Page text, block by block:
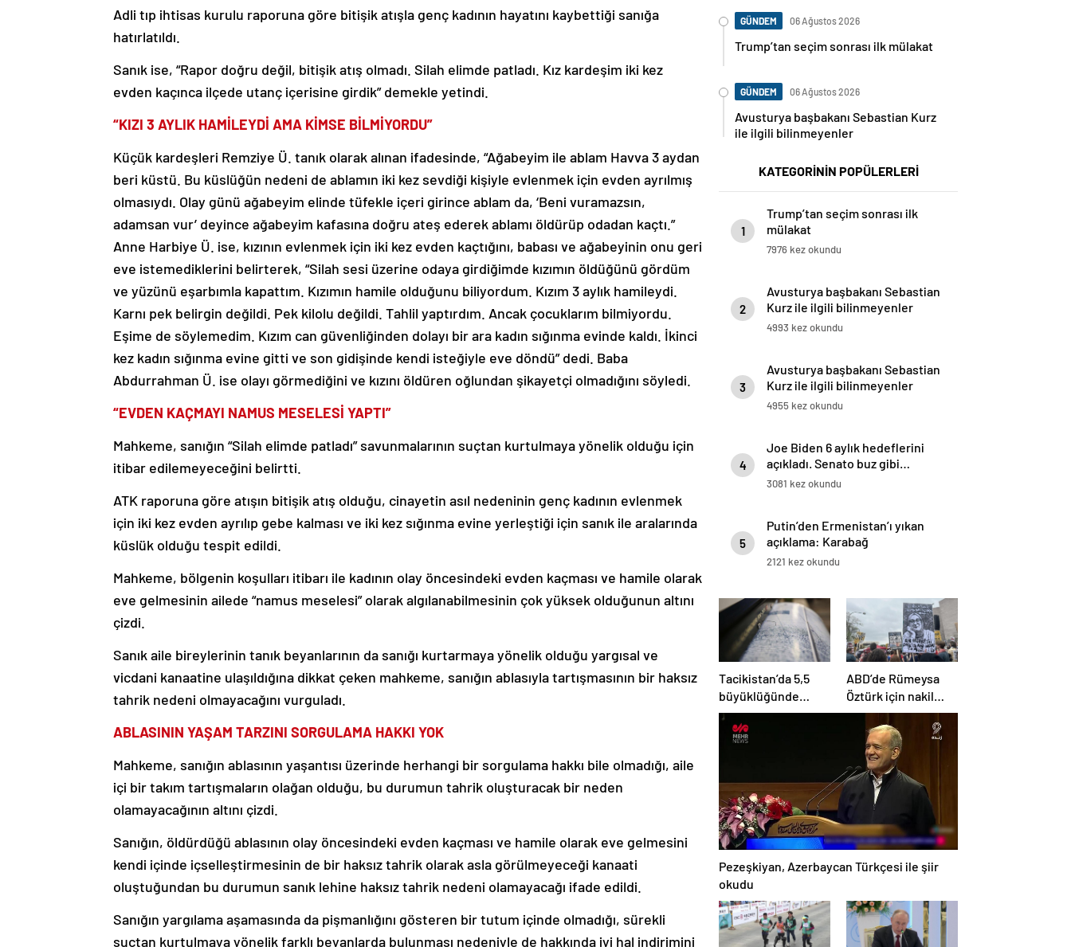
Adli tıp ihtisas kurulu raporuna göre bitişik atışla genç kadının hayatını kaybettiği sanığa
hatırlatıldı.
Sanık ise, “Rapor doğru değil, bitişik atış olmadı. Silah elimde patladı. Kız kardeşim iki kez
evden kaçınca ilçede utanç içerisine girdik” demekle yetindi.
“KIZI 3 AYLIK HAMİLEYDİ AMA KİMSE BİLMİYORDU”
Küçük kardeşleri Remziye Ü. tanık olarak alınan ifadesinde, “Ağabeyim ile ablam Havva 3 aydan
beri küstü. Bu küslüğün nedeni de ablamın iki kez sevdiği kişiyle evlenmek için evden ayrılmış
olmasıydı. Olay günü ağabeyim elinde tüfekle içeri girince ablam da, ‘Beni vuramazsın,
adamsan vur’ deyince ağabeyim kafasına doğru ateş ederek ablamı öldürüp odadan kaçtı.”
Anne Harbiye Ü. ise, kızının evlenmek için iki kez evden kaçtığını, babası ve ağabeyinin onu geri
eve istemediklerini belirterek, “Silah sesi üzerine odaya girdiğimde kızımın öldüğünü gördüm
ve yüzünü eşarbımla kapattım. Kızımın hamile olduğunu biliyordum. Kızım 3 aylık hamileydi.
Karnı pek belirgin değildi. Pek kilolu değildi. Tahlil yaptırdım. Ancak çocuklarım bilmiyordu.
Eşime de söylemedim. Kızım can güvenliğinden dolayı bir ara kadın sığınma evinde kaldı. İkinci
kez kadın sığınma evine gitti ve son gidişinde kendi isteğiyle eve döndü” dedi. Baba
Abdurrahman Ü. ise olayı görmediğini ve kızını öldüren oğlundan şikayetçi olmadığını söyledi.
“EVDEN KAÇMAYI NAMUS MESELESİ YAPTI”
Mahkeme, sanığın “Silah elimde patladı” savunmalarının suçtan kurtulmaya yönelik olduğu için
itibar edilemeyeceğini belirtti.
ATK raporuna göre atışın bitişik atış olduğu, cinayetin asıl nedeninin genç kadının evlenmek
için iki kez evden ayrılıp gebe kalması ve iki kez sığınma evine yerleştiği için sanık ile aralarında
küslük olduğu tespit edildi.
Mahkeme, bölgenin koşulları itibarı ile kadının olay öncesindeki evden kaçması ve hamile olarak
eve gelmesinin ailede “namus meselesi” olarak algılanabilmesinin çok yüksek olduğunun altını
çizdi.
Sanık aile bireylerinin tanık beyanlarının da sanığı kurtarmaya yönelik olduğu yargısal ve
vicdani kanaatine ulaşıldığına dikkat çeken mahkeme, sanığın ablasıyla tartışmasının bir haksız
tahrik nedeni olmayacağını vurguladı.
ABLASININ YAŞAM TARZINI SORGULAMA HAKKI YOK
Mahkeme, sanığın ablasının yaşantısı üzerinde herhangi bir sorgulama hakkı bile olmadığı, aile
içi bir takım tartışmaların olağan olduğu, bu durumun tahrik oluşturacak bir neden
olamayacağının altını çizdi.
Sanığın, öldürdüğü ablasının olay öncesindeki evden kaçması ve hamile olarak eve gelmesini
kendi içinde içselleştirmesinin de bir haksız tahrik olarak asla görülmeyeceği kanaati
oluştuğundan bu durumun sanık lehine haksız tahrik nedeni olamayacağı ifade edildi.
Sanığın yargılama aşamasında da pişmanlığını gösteren bir tutum içinde olmadığı, sürekli
suçtan kurtulmaya yönelik farklı beyanlarda bulunması nedeniyle de hakkında iyi hal indirimini
GÜNDEM 06 Ağustos 2026
Trump’tan seçim sonrası ilk mülakat
GÜNDEM 06 Ağustos 2026
Avusturya başbakanı Sebastian Kurz
ile ilgili bilinmeyenler
KATEGORİNİN POPÜLERLERİ
1
Trump’tan seçim sonrası ilk
mülakat
7976 kez okundu
2
Avusturya başbakanı Sebastian
Kurz ile ilgili bilinmeyenler
4993 kez okundu
3
Avusturya başbakanı Sebastian
Kurz ile ilgili bilinmeyenler
4955 kez okundu
4
Joe Biden 6 aylık hedeflerini
açıkladı. Senato buz gibi…
3081 kez okundu
5
Putin’den Ermenistan’ı yıkan
açıklama: Karabağ
Azerbaycan’ın ayrılmaz bir
2121 kez okundu
Tacikistan’da 5,5
büyüklüğünde
deprem meydana
geldi
ABD’de Rümeysa
Öztürk için nakil
kararı
Pezeşkiyan, Azerbaycan Türkçesi ile şiir
okudu